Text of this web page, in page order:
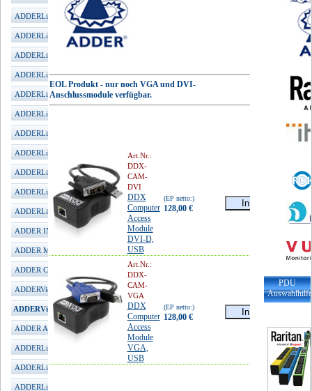
ADDERLink XD C650 DP
ADDERLink INFINITY 100T
ADDERLink INFINITY 101T
ADDERLink INFINITY 102T
ADDERLink INFINITY 1002
ADDERLink INFINITY 1102
ADDERLink INFINITY 1104T
ADDERLink INFINITY 2020
ADDERLink INFINITY 2100
ADDERLink INFINITY 3000
ADDERLink INFINITY 4001
ADDER INFINITY Manager
ADDER MultiViewer
ADDER CCS-PRO
ADDERView Matrix
ADDERView DDX
ADDER ARDx KVM-IP
ADDERLink iPeps mini
ADDERLink iPeps+ (HDMI)
ADDERLink iPeps (DVI)
EOL Produkt - nur noch VGA und DVI-
Anschlussmodule verfügbar.
Art.Nr.:
DDX-
CAM-
DVI
DDX
Computer
Access
Module
DVI-D,
USB
(EP netto:)
128,00 €
Art.Nr.:
DDX-
CAM-
VGA
DDX
Computer
Access
Module
VGA,
USB
(EP netto:)
128,00 €
PDU
Auswahlhilfe